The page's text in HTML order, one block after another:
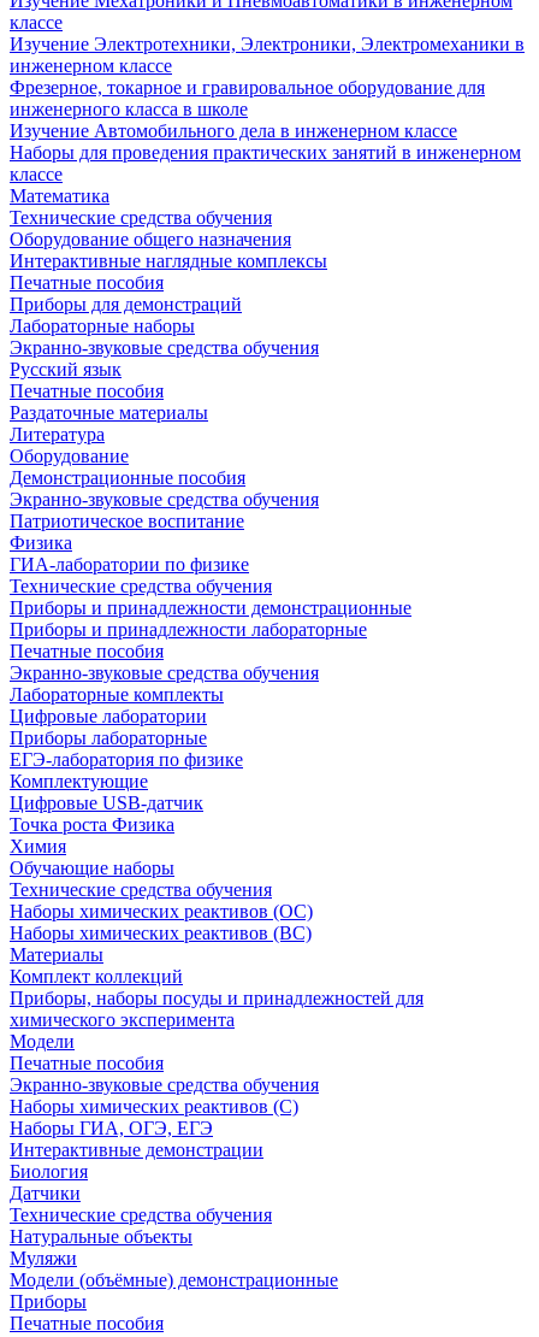
классе
Изучение Электротехники, Электроники, Электромеханики в
инженерном классе
Фрезерное, токарное и гравировальное оборудование для
инженерного класса в школе
Изучение Автомобильного дела в инженерном классе
Наборы для проведения практических занятий в инженерном
классе
Математика
Технические средства обучения
Оборудование общего назначения
Интерактивные наглядные комплексы
Печатные пособия
Приборы для демонстраций
Лабораторные наборы
Экранно-звуковые средства обучения
Русский язык
Печатные пособия
Раздаточные материалы
Литература
Оборудование
Демонстрационные пособия
Экранно-звуковые средства обучения
Патриотическое воспитание
Физика
ГИА-лаборатории по физике
Технические средства обучения
Приборы и принадлежности демонстрационные
Приборы и принадлежности лабораторные
Печатные пособия
Экранно-звуковые средства обучения
Лабораторные комплекты
Цифровые лаборатории
Приборы лабораторные
ЕГЭ-лаборатория по физике
Комплектующие
Цифровые USB-датчик
Точка роста Физика
Химия
Обучающие наборы
Технические средства обучения
Наборы химических реактивов (ОС)
Наборы химических реактивов (ВС)
Материалы
Комплект коллекций
Приборы, наборы посуды и принадлежностей для
химического эксперимента
Модели
Печатные пособия
Экранно-звуковые средства обучения
Наборы химических реактивов (С)
Наборы ГИА, ОГЭ, ЕГЭ
Интерактивные демонстрации
Биология
Датчики
Технические средства обучения
Натуральные объекты
Муляжи
Модели (объёмные) демонстрационные
Приборы
Печатные пособия